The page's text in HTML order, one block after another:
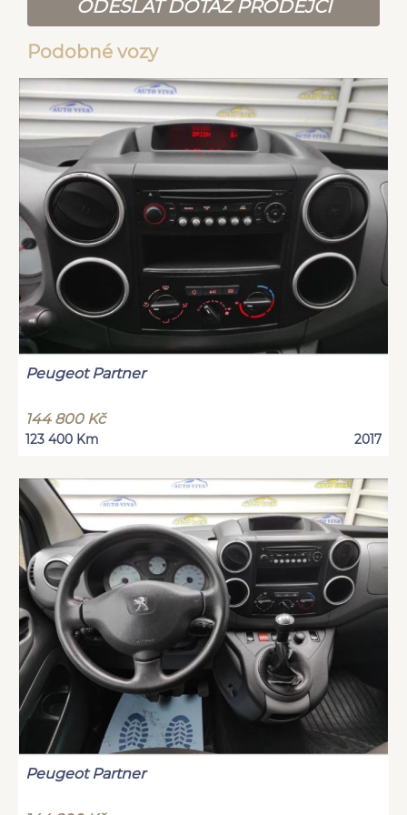
ODESLAT DOTAZ PRODEJCI
Podobné vozy
Peugeot Partner
144 800 Kč
123 400 Km 2017
Peugeot Partner